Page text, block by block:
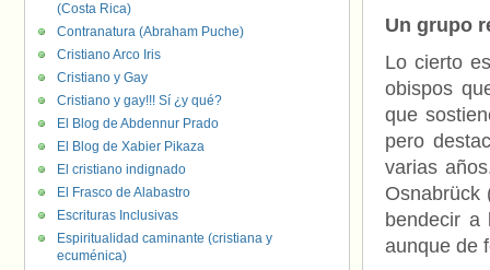
Un grupo
Lo cierto
obispos
que
pero
varias
Osnabrück
bendecir a
aunque de
(Costa Rica)
Contranatura (Abraham Puche)
Cristiano Arco Iris
Cristiano y Gay
Cristiano y gay!!! Sí ¿y qué?
El Blog de Abdennur Prado
El Blog de Xabier Pikaza
El cristiano indignado
El Frasco de Alabastro
Escrituras Inclusivas
Espiritualidad caminante (cristiana y
ecuménica)